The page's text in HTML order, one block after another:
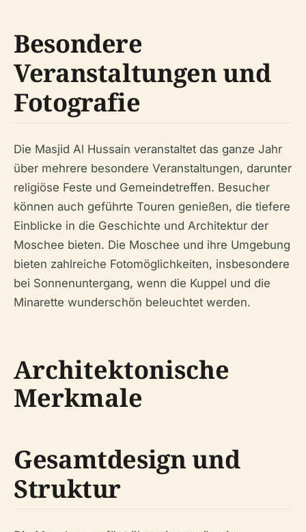
Besondere
Veranstaltungen und
Fotografie
Die Masjid Al Hussain veranstaltet das ganze Jahr
über mehrere besondere Veranstaltungen, darunter
religiöse Feste und Gemeindetreffen. Besucher
können auch geführte Touren genießen, die tiefere
Einblicke in die Geschichte und Architektur der
Moschee bieten. Die Moschee und ihre Umgebung
bieten zahlreiche Fotomöglichkeiten, insbesondere
bei Sonnenuntergang, wenn die Kuppel und die
Minarette wunderschön beleuchtet werden.
Architektonische
Merkmale
Gesamtdesign und
Struktur